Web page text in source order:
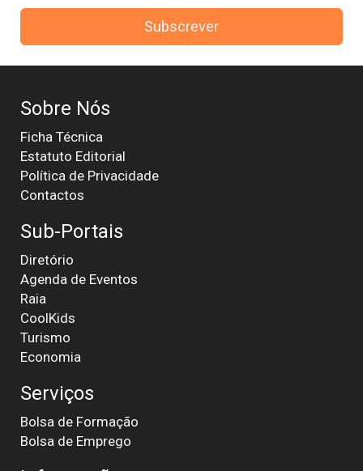
Subscrever
Sobre Nós
Ficha Técnica
Estatuto Editorial
Política de Privacidade
Contactos
Sub-Portais
Diretório
Agenda de Eventos
Raia
CoolKids
Turismo
Economia
Serviços
Bolsa de Formação
Bolsa de Emprego